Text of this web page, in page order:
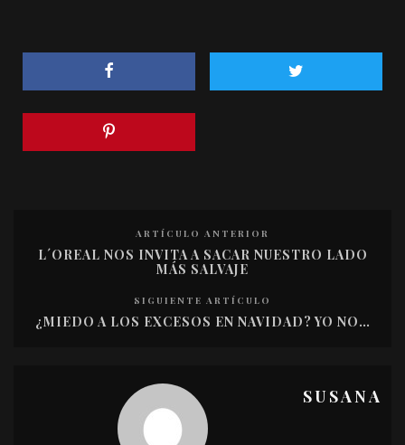
ARTÍCULO ANTERIOR
L´OREAL NOS INVITA A SACAR NUESTRO LADO
MÁS SALVAJE
SIGUIENTE ARTÍCULO
¿MIEDO A LOS EXCESOS EN NAVIDAD? YO NO…
SUSANA